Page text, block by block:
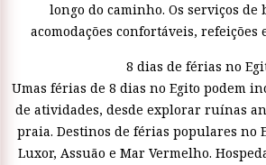
longo do caminho. Os serviços
acomodações confortáveis,
8 dias de férias no
Umas férias de 8 dias no Egito podem
de atividades, desde explorar ruínas
praia. Destinos de férias populares no
Luxor, Assuão e Mar Vermelho.